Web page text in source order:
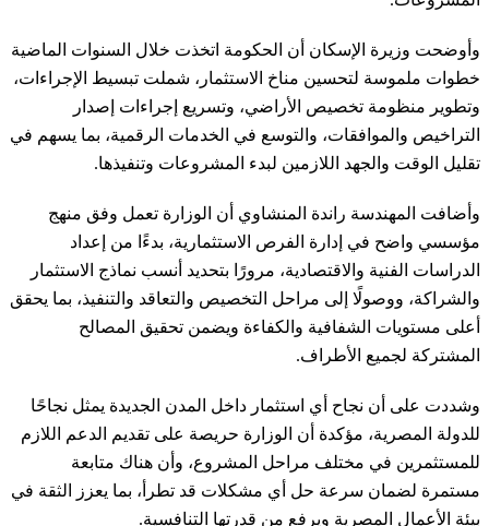
وأوضحت وزيرة الإسكان أن الحكومة اتخذت خلال السنوات الماضية
خطوات ملموسة لتحسين مناخ الاستثمار، شملت تبسيط الإجراءات،
وتطوير منظومة تخصيص الأراضي، وتسريع إجراءات إصدار
التراخيص والموافقات، والتوسع في الخدمات الرقمية، بما يسهم في
تقليل الوقت والجهد اللازمين لبدء المشروعات وتنفيذها.
وأضافت المهندسة راندة المنشاوي أن الوزارة تعمل وفق منهج
مؤسسي واضح في إدارة الفرص الاستثمارية، بدءًا من إعداد
الدراسات الفنية والاقتصادية، مرورًا بتحديد أنسب نماذج الاستثمار
والشراكة، ووصولًا إلى مراحل التخصيص والتعاقد والتنفيذ، بما يحقق
أعلى مستويات الشفافية والكفاءة ويضمن تحقيق المصالح
المشتركة لجميع الأطراف.
وشددت على أن نجاح أي استثمار داخل المدن الجديدة يمثل نجاحًا
للدولة المصرية، مؤكدة أن الوزارة حريصة على تقديم الدعم اللازم
للمستثمرين في مختلف مراحل المشروع، وأن هناك متابعة
مستمرة لضمان سرعة حل أي مشكلات قد تطرأ، بما يعزز الثقة في
بيئة الأعمال المصرية ويرفع من قدرتها التنافسية.